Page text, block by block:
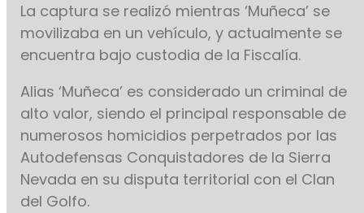
La captura se realizó mientras ‘Muñeca’ se
movilizaba en un vehículo, y actualmente se
encuentra bajo custodia de la Fiscalía.
Alias ‘Muñeca’ es considerado un criminal de
alto valor, siendo el principal responsable de
numerosos homicidios perpetrados por las
Autodefensas Conquistadores de la Sierra
Nevada en su disputa territorial con el Clan
del Golfo.